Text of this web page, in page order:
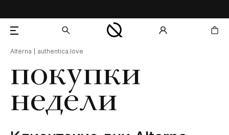
покупки
недели
Alterna authentica.love